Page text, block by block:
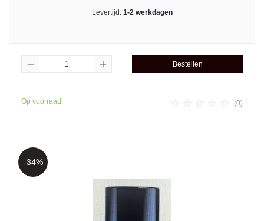
Levertijd: 1-2 werkdagen
remove add Bestellen
Op voorraad (0)
-34%